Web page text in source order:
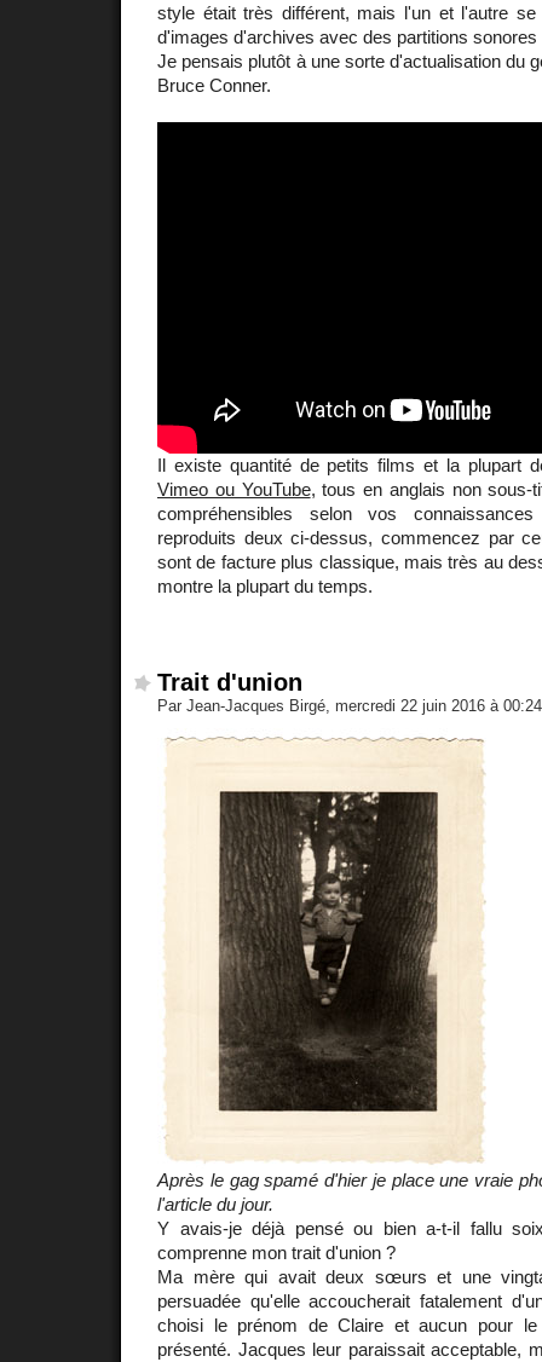
style était très différent, mais l'un et l'autre se
d'images d'archives avec des partitions
Je pensais plutôt à une sorte d'actualisation du
Bruce Conner.
Il existe quantité de petits films et la plupart
Vimeo ou YouTube, tous en anglais non sous-
compréhensibles selon vos
reproduits deux ci-dessus, commencez par
sont de facture plus classique, mais très au
montre la plupart du temps.
Trait d'union
Par Jean-Jacques Birgé, mercredi 22 juin 2016 à
Après le gag spamé d'hier je place une vraie
l'article du jour.
Y avais-je déjà pensé ou bien a-t-il fallu
comprenne mon trait d'union ?
Ma mère qui avait deux sœurs et une
persuadée qu'elle accoucherait fatalement
choisi le prénom de Claire et aucun pour
présenté. Jacques leur paraissait acceptable,